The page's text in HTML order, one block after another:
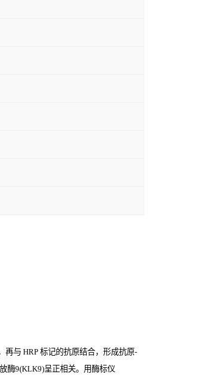
再与 HRP 标记的抗原结合，形成抗原-
酶9(KLK9)呈正相关。用酶标仪